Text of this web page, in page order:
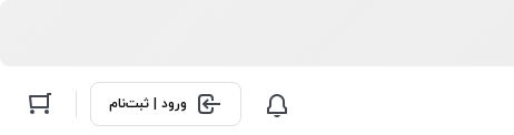
ورود | ثبت‌نام